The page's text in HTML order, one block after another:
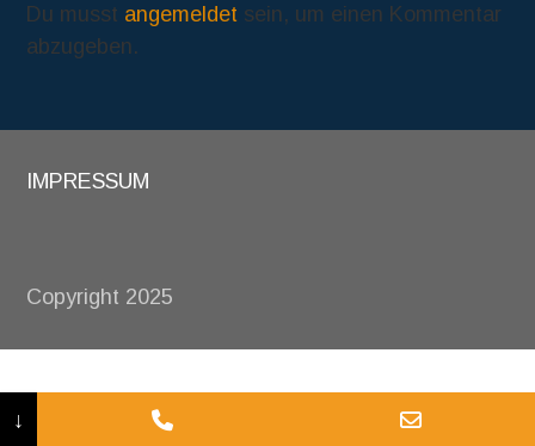
Du musst angemeldet sein, um einen Kommentar
abzugeben.
IMPRESSUM
Copyright 2025
↓